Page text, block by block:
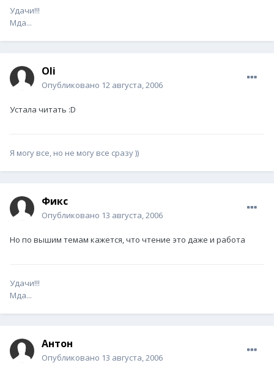
Удачи!!!
Мда...
Oli
Опубликовано 12 августа, 2006
Устала читать :D
Я могу все, но не могу все сразу ))
Фикс
Опубликовано 13 августа, 2006
Но по вышим темам кажется, что чтение это даже и работа
Удачи!!!
Мда...
Антон
Опубликовано 13 августа, 2006